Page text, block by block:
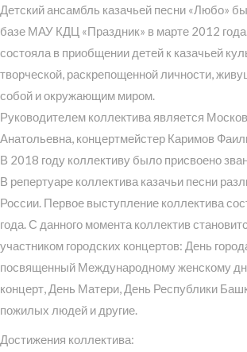
Детский ансамбль казачьей песни «Любо»
базе МАУ КДЦ «Праздник» в марте 2012
состояла в приобщении детей к казачьей
творческой, раскрепощенной личности,
собой и окружающим миром.
Руководителем коллектива является
Анатольевна, концертмейстер Каримов
В 2018 году коллективу было присвоено
В репертуаре коллектива казачьи песни
России. Первое выступление коллектива
года. С данного момента коллектив
участником городских концертов: День
посвященный Международному женскому
концерт, День Матери, День Республики
пожилых людей и другие.
Достижения коллектива: